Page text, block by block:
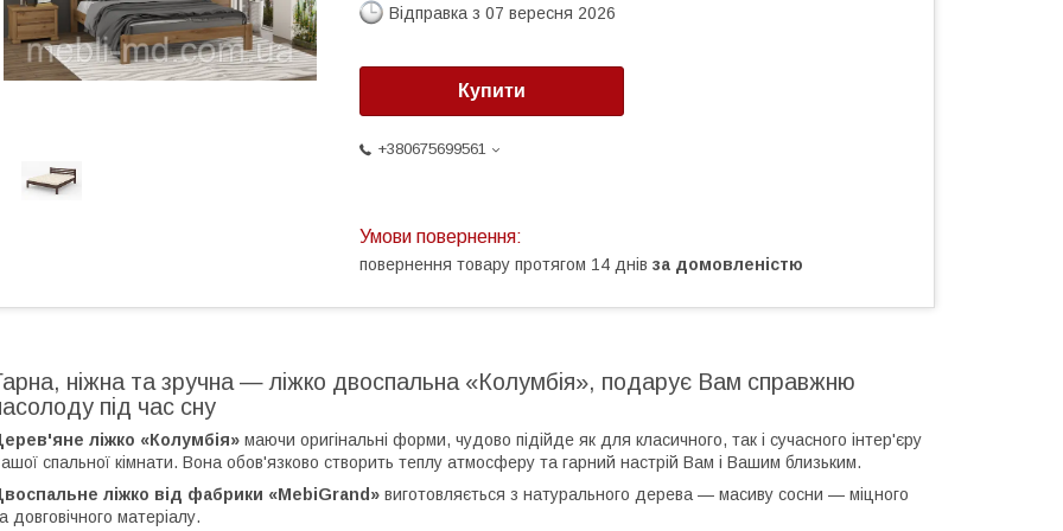
Відправка з 07 вересня 2026
Купити
+380675699561
повернення товару протягом 14 днів за домовленістю
ніжна та зручна — ліжко двоспальна «Колумбія», подарує Вам справжню
під час сну
ліжко «Колумбія» маючи оригінальні форми, чудово підійде як для класичного, так і сучасного інтер'єру
спальної кімнати. Вона обов'язково створить теплу атмосферу та гарний настрій Вам і Вашим близьким.
ліжко від фабрики «MebiGrand» виготовляється з натурального дерева — масиву сосни — міцного
довговічного матеріалу.